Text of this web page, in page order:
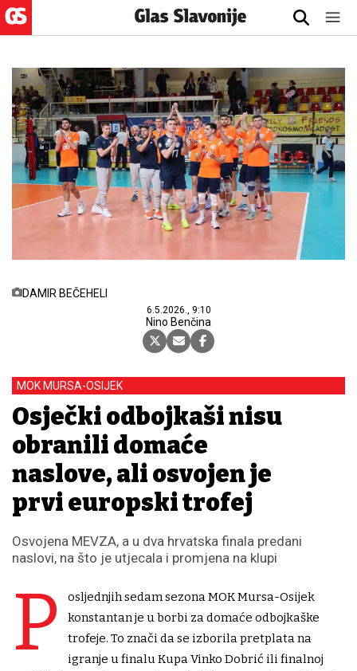
DAMIR BEČEHELI
6.5.2026., 9:10
Nino Benčina
MOK MURSA-OSIJEK
Osječki odbojkaši nisu
obranili domaće
naslove, ali osvojen je
prvi europski trofej
Osvojena MEVZA, a u dva hrvatska finala predani
naslovi, na što je utjecala i promjena na klupi
P
osljednjih sedam sezona MOK Mursa-Osijek
konstantan je u borbi za domaće odbojkaške
trofeje. To znači da se izborila pretplata na
igranje u finalu Kupa Vinko Dobrić ili finalnoj